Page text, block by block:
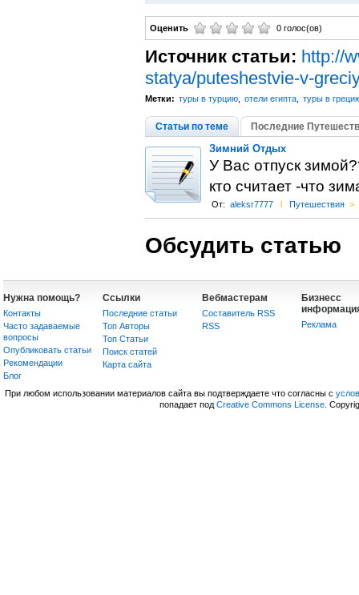
Оценить 0 голос(ов)
Источник статьи: http://
statya/puteshestvie-v-
Метки: туры в турцию, отели египта, туры в
Статьи по теме Последние
Зимний Отдых
У Вас отпуск
кто считает -что
От: aleksr7777 l Путешествия >
Обсудить статью
Нужна помощь?
Контакты
Часто задаваемые
вопросы
Опубликовать статьи
Рекомендации
Блог
Ссылки
Последние статьи
Топ Авторы
Топ Статьи
Поиск статей
Карта сайта
Вебмастерам
Составитель RSS
RSS
Бизнесс
Реклама
При любом использовании материалов сайта вы подтверждаете что согласны с
попадает под Creative Commons License.